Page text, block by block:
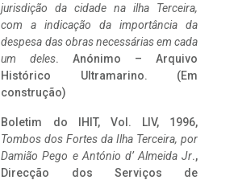
jurisdição da cidade na ilha Terceira,
com a indicação da importância da
despesa das obras necessárias em cada
um deles. Anónimo – Arquivo
Histórico Ultramarino. (Em
construção)
Boletim do IHIT, Vol. LIV, 1996,
Tombos dos Fortes da Ilha Terceira, por
Damião Pego e António d’ Almeida Jr.,
Direcção dos Serviços de